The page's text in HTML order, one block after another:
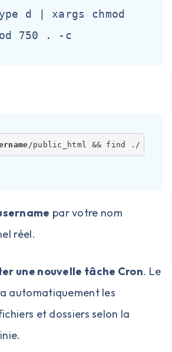
d | xargs chmod
750 . -c
/public_html && find ./ -
par votre nom
réel.
une nouvelle tâche Cron. Le
automatiquement les
et dossiers selon la